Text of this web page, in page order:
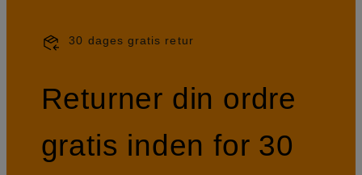
30 dages gratis retur
Returner din ordre
gratis inden for 30